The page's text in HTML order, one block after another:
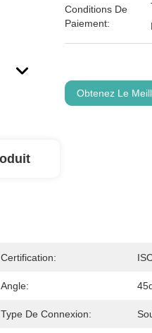
Conditions De
Paiement:
Obtenez Le
Certification:
Angle:
Type De Connexion: